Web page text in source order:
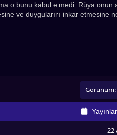
o bunu kabul etmedi: Rüya onun
ve duygularını inkar etmesine
Onları daha fazla
yeniden ayrılmak
Görünüm:
22